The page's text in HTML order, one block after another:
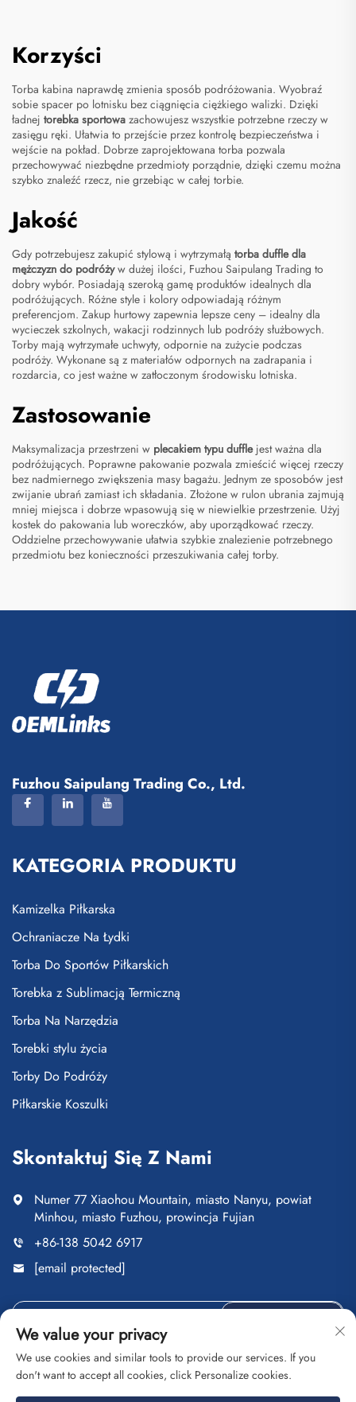
Korzyści
Torba kabina naprawdę zmienia sposób podróżowania. Wyobraź
sobie spacer po lotnisku bez ciągnięcia ciężkiego walizki. Dzięki
ładnej torebka sportowa zachowujesz wszystkie potrzebne rzeczy w
zasięgu ręki. Ułatwia to przejście przez kontrolę bezpieczeństwa i
wejście na pokład. Dobrze zaprojektowana torba pozwala
przechowywać niezbędne przedmioty porządnie, dzięki czemu można
szybko znaleźć rzecz, nie grzebiąc w całej torbie.
Jakość
Gdy potrzebujesz zakupić stylową i wytrzymałą torba duffle dla
mężczyzn do podróżyw dużej ilości, Fuzhou Saipulang Trading to
dobry wybór. Posiadają szeroką gamę produktów idealnych dla
podróżujących. Różne style i kolory odpowiadają różnym
preferencjom. Zakup hurtowy zapewnia lepsze ceny – idealny dla
wycieczek szkolnych, wakacji rodzinnych lub podróży służbowych.
Torby mają wytrzymałe uchwyty, odpornie na zużycie podczas
podróży. Wykonane są z materiałów odpornych na zadrapania i
rozdarcia, co jest ważne w zatłoczonym środowisku lotniska.
Zastosowanie
Maksymalizacja przestrzeni w plecakiem typu duffle jest ważna dla
podróżujących. Poprawne pakowanie pozwala zmieścić więcej rzeczy
bez nadmiernego zwiększenia masy bagażu. Jednym ze sposobów jest
zwijanie ubrań zamiast ich składania. Złożone w rulon ubrania zajmują
mniej miejsca i dobrze wpasowują się w niewielkie przestrzenie. Użyj
kostek do pakowania lub woreczków, aby uporządkować rzeczy.
Oddzielne przechowywanie ułatwia szybkie znalezienie potrzebnego
przedmiotu bez konieczności przeszukiwania całej torby.
Fuzhou Saipulang Trading Co., Ltd.
KATEGORIA PRODUKTU
Kamizelka Piłkarska
Ochraniacze Na Łydki
Torba Do Sportów Piłkarskich
Torebka z Sublimacją Termiczną
Torba Na Narzędzia
Torebki stylu życia
Torby Do Podróży
Piłkarskie Koszulki
Skontaktuj Się Z Nami
Numer 77 Xiaohou Mountain, miasto Nanyu, powiat
Minhou, miasto Fuzhou, prowincja Fujian
+86-138 5042 6917
[email protected]
We value your privacy
We use cookies and similar tools to provide our services. If you
don't want to accept all cookies, click Personalize cookies.